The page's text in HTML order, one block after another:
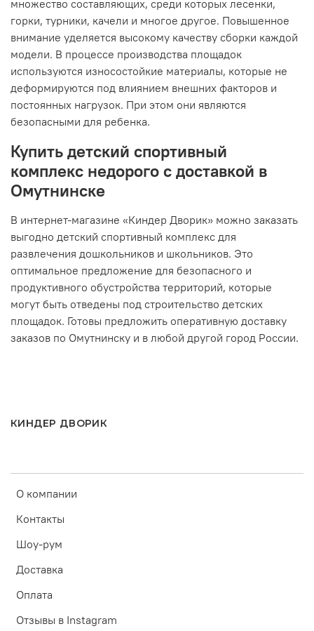
множество составляющих, среди которых лесенки,
горки, турники, качели и многое другое. Повышенное
внимание уделяется высокому качеству сборки каждой
модели. В процессе производства площадок
используются износостойкие материалы, которые не
деформируются под влиянием внешних факторов и
постоянных нагрузок. При этом они являются
безопасными для ребенка.
Купить детский спортивный
комплекс недорого с доставкой в
Омутнинске
В интернет-магазине «Киндер Дворик» можно заказать
выгодно детский спортивный комплекс для
развлечения дошкольников и школьников. Это
оптимальное предложение для безопасного и
продуктивного обустройства территорий, которые
могут быть отведены под строительство детских
площадок. Готовы предложить оперативную доставку
заказов по Омутнинску и в любой другой город России.
КИНДЕР ДВОРИК
О компании
Контакты
Шоу-рум
Доставка
Оплата
Отзывы в Instagram